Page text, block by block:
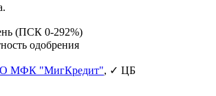
(ПСК 0-292%)
одобрения
МФК "МигКредит", ✓ ЦБ